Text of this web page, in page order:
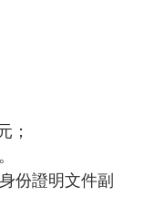
；
份證明文件副